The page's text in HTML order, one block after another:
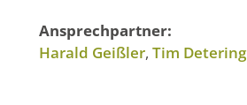
Ansprechpartner:
Harald Geißler, Tim Detering